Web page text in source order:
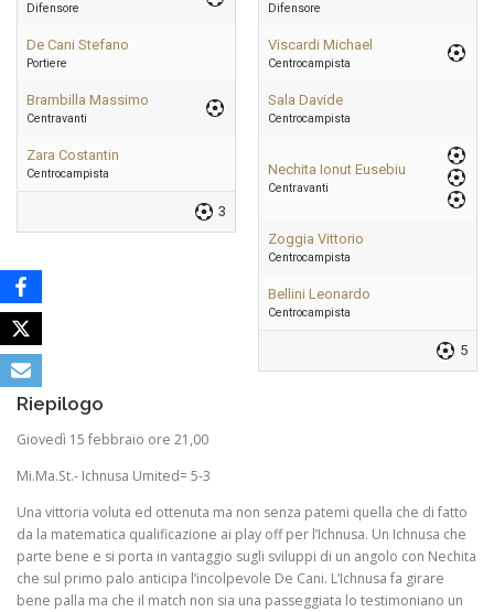
Difensore
De Cani Stefano
Portiere
Brambilla Massimo
Centravanti
Zara Costantin
Centrocampista
3
Difensore
Viscardi Michael
Centrocampista
Sala Davide
Centrocampista
Nechita Ionut Eusebiu
Centravanti
Zoggia Vittorio
Centrocampista
Bellini Leonardo
Centrocampista
5
Riepilogo
Giovedì 15 febbraio ore 21,00
Mi.Ma.St.- Ichnusa Umited= 5-3
Una vittoria voluta ed ottenuta ma non senza patemi quella che di fatto
da la matematica qualificazione ai play off per l’Ichnusa. Un Ichnusa che
parte bene e si porta in vantaggio sugli sviluppi di un angolo con Nechita
che sul primo palo anticipa l’incolpevole De Cani. L’Ichnusa fa girare
bene palla ma che il match non sia una passeggiata lo testimoniano un